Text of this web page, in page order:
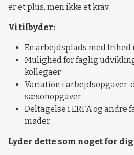
er et plus, men ikke et krav.
Vi tilbyder:
En arbejdsplads med frihed
Mulighed for faglig
kollegaer
Variation i arbejdsopgaver:
sæsonopgaver
Deltagelse i ERFA og andre
møder
Lyder dette som noget for